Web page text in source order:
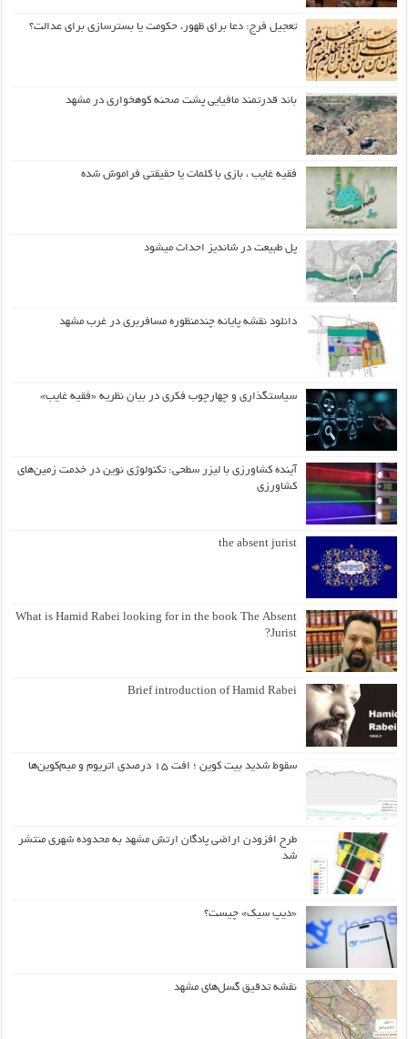
تعجیل فرج: دعا برای ظهور، حکومت یا بسترسازی برای عدالت؟
باند قدرتمند مافیایی پشت صحنه کوهخواری در مشهد
فقیه غایب ، بازی با کلمات یا حقیقتی فراموش شده
پل طبیعت در شاندیز احداث میشود
دانلود نقشه پایانه چندمنظوره مسافربری در غرب مشهد
سیاستگذاری و چهارچوب فکری در بیان نظریه «فقیه غایب»
آینده کشاورزی با لیزر سطحی: تکنولوژی نوین در خدمت زمین‌های
کشاورزی
the absent jurist
What is Hamid Rabei looking for in the book The Absent
Jurist?
Brief introduction of Hamid Rabei
سقوط شدید بیت کوین ؛ افت ۱۵ درصدی اتریوم و میم‌کوین‌ها
طرح افزودن اراضی پادگان ارتش مشهد به محدوده شهری منتشر
شد
«دیپ سیک» چیست؟
نقشه تدقیق گسل‌های مشهد